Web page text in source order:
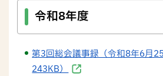
令和8年度
第3回総会議事録（令和8年6月
243KB）